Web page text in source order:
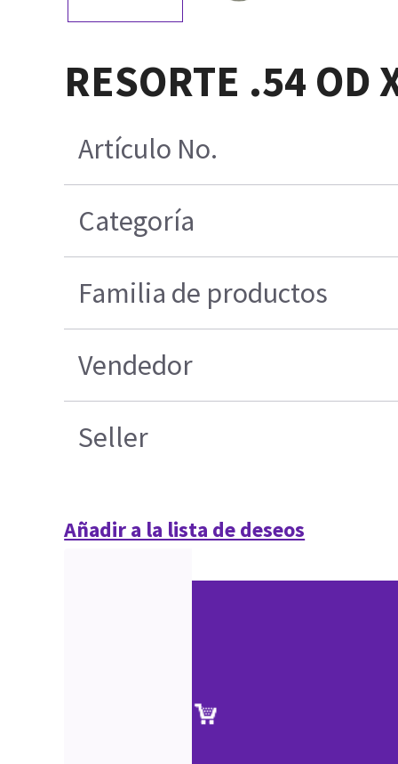
RESORTE .54 OD
Artículo No.
Categoría
Familia de productos
Vendedor
Seller
Añadir a la lista de deseos